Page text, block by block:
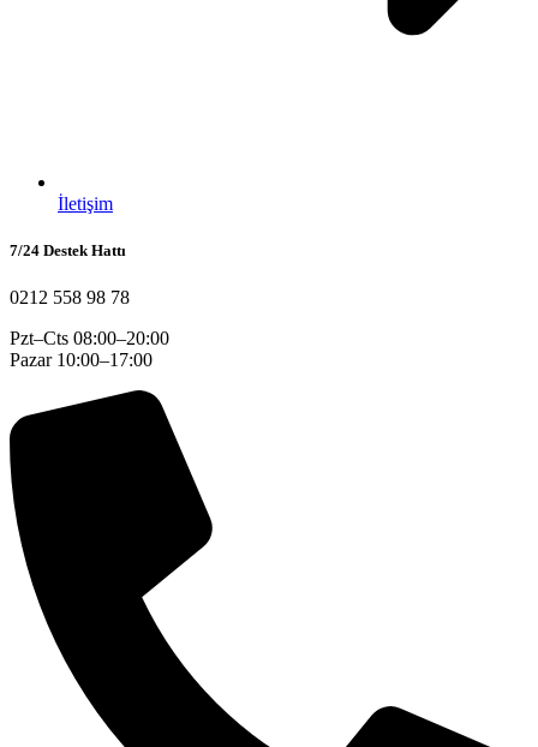
İletişim
7/24 Destek Hattı
0212 558 98 78
Pzt–Cts 08:00–20:00
Pazar 10:00–17:00